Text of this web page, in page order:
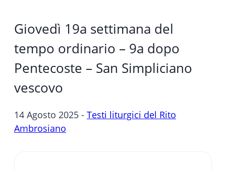
Giovedì 19a settimana del
tempo ordinario – 9a dopo
Pentecoste – San Simpliciano
vescovo
14 Agosto 2025 - Testi liturgici del Rito
Ambrosiano